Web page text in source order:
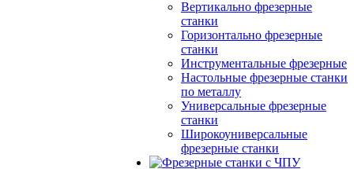
Вертикально фрезерные
станки
Горизонтально фрезерные
станки
Инструментальные фрезерные
Настольные фрезерные станки
по металлу
Универсальные фрезерные
станки
Широкоуниверсальные
фрезерные станки